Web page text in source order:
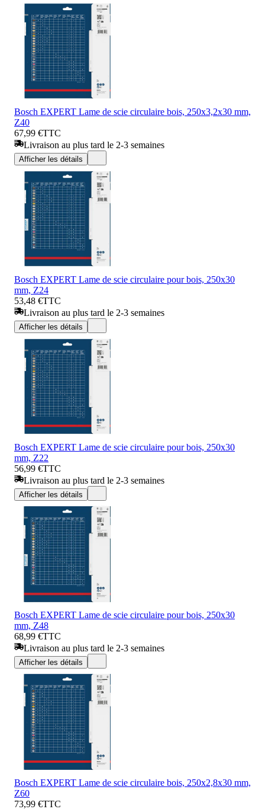
Bosch EXPERT Lame de scie circulaire bois, 250x3,2x30 mm,
Z40
67,99 €TTC
Livraison au plus tard le 2-3 semaines
Afficher les détails
Bosch EXPERT Lame de scie circulaire pour bois, 250x30
mm, Z24
53,48 €TTC
Livraison au plus tard le 2-3 semaines
Afficher les détails
Bosch EXPERT Lame de scie circulaire pour bois, 250x30
mm, Z22
56,99 €TTC
Livraison au plus tard le 2-3 semaines
Afficher les détails
Bosch EXPERT Lame de scie circulaire pour bois, 250x30
mm, Z48
68,99 €TTC
Livraison au plus tard le 2-3 semaines
Afficher les détails
Bosch EXPERT Lame de scie circulaire bois, 250x2,8x30 mm,
Z60
73,99 €TTC